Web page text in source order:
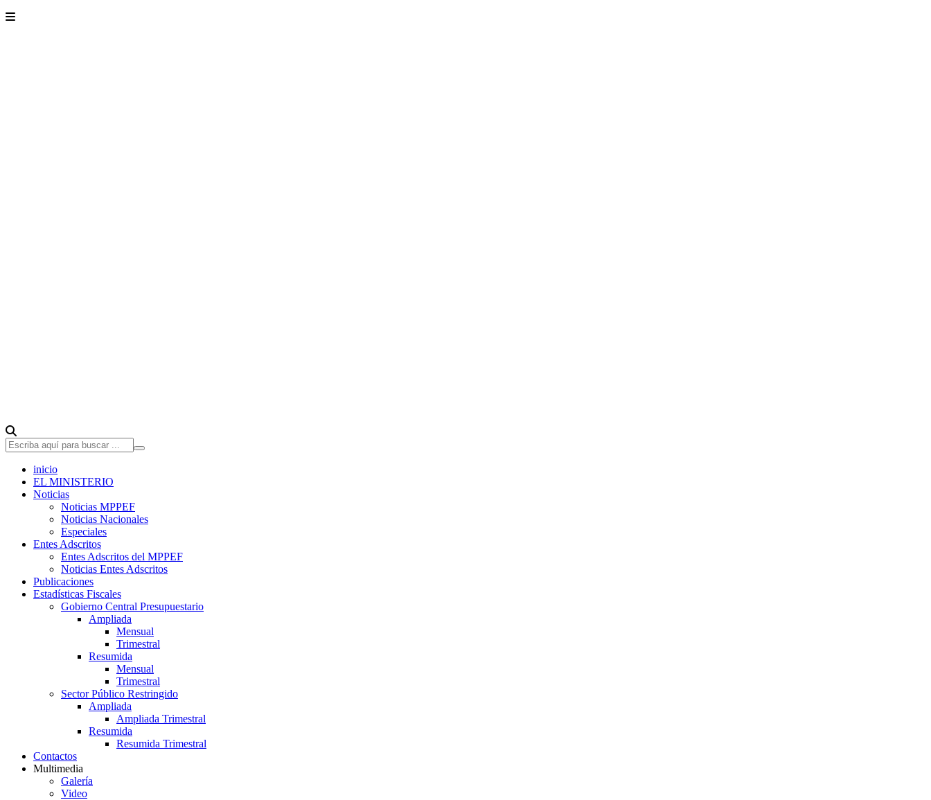
inicio
EL MINISTERIO
Noticias
Noticias MPPEF
Noticias Nacionales
Especiales
Entes Adscritos
Entes Adscritos del MPPEF
Noticias Entes Adscritos
Publicaciones
Estadísticas Fiscales
Gobierno Central Presupuestario
Ampliada
Mensual
Trimestral
Resumida
Mensual
Trimestral
Sector Público Restringido
Ampliada
Ampliada Trimestral
Resumida
Resumida Trimestral
Contactos
Multimedia
Galería
Video